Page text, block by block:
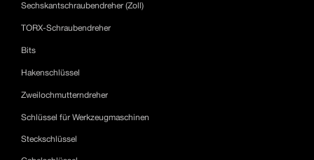
Sechskantschraubendreher (Zoll)
TORX-Schraubendreher
Bits
Hakenschlüssel
Zweilochmutterndreher
Schlüssel für Werkzeugmaschinen
Steckschlüssel